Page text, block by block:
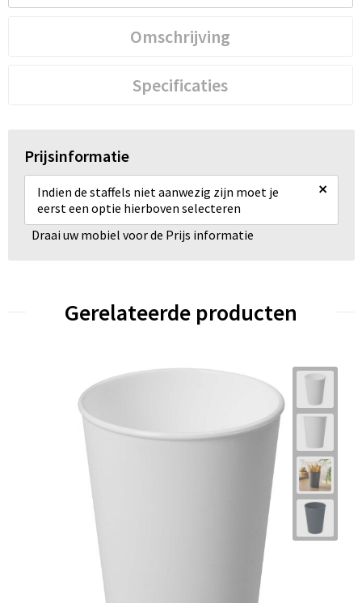
Omschrijving
Specificaties
Prijsinformatie
Indien de staffels niet aanwezig zijn moet je
eerst een optie hierboven selecteren
×
Draai uw mobiel voor de Prijs informatie
Gerelateerde producten